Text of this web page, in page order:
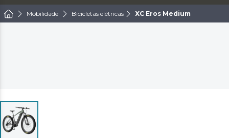
Mobilidade Bicicletas elétricas XC Eros Medium